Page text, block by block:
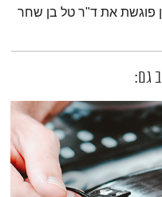
פוגשת את ד"ר טל בן שחר
גם: